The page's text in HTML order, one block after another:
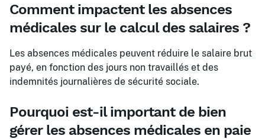
Comment impactent les absences
médicales sur le calcul des salaires ?
Les absences médicales peuvent réduire le salaire brut
payé, en fonction des jours non travaillés et des
indemnités journalières de sécurité sociale.
Pourquoi est-il important de bien
gérer les absences médicales en paie